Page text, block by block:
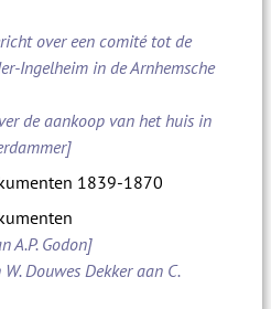
over een comité tot de
Ingelheim in de Arnhemsche
de aankoop van het huis in
1839-1870
A.P. Godon]
Douwes Dekker aan C.